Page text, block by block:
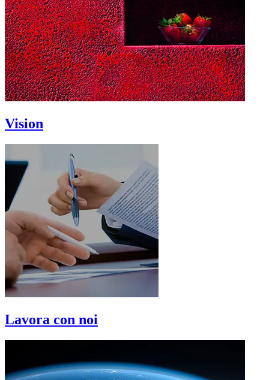
Vision
Lavora con noi